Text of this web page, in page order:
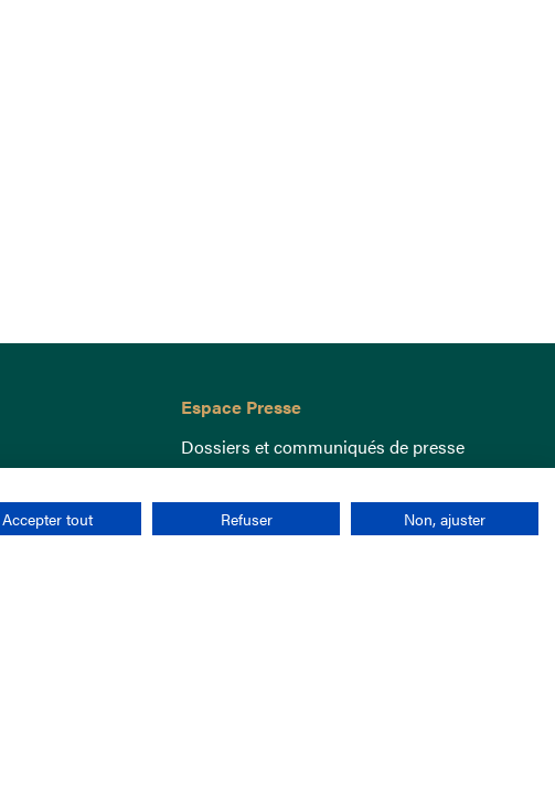
Espace Presse
Dossiers et communiqués de presse
Accepter tout Refuser Non, ajuster